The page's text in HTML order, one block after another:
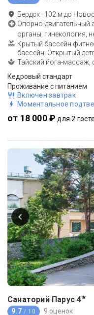
Бердск · 102 м до
Опорно-двигательный
органы, гинекология,
Крытый бассейн
бассейн, Открытый
Тайский йога-массаж,
Кедровый стандарт
Проживание с питанием
Включен завтрак
Моментальное
от 18 000 ₽ для 2
Санаторий Парус 4★
9.7 / 10 9 оценок